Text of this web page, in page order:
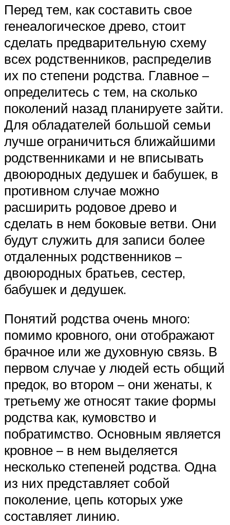
Перед тем, как составить свое
генеалогическое древо, стоит
сделать предварительную схему
всех родственников, распределив
их по степени родства. Главное –
определитесь с тем, на сколько
поколений назад планируете зайти.
Для обладателей большой семьи
лучше ограничиться ближайшими
родственниками и не вписывать
двоюродных дедушек и бабушек, в
противном случае можно
расширить родовое древо и
сделать в нем боковые ветви. Они
будут служить для записи более
отдаленных родственников –
двоюродных братьев, сестер,
бабушек и дедушек.
Понятий родства очень много:
помимо кровного, они отображают
брачное или же духовную связь. В
первом случае у людей есть общий
предок, во втором – они женаты, к
третьему же относят такие формы
родства как, кумовство и
побратимство. Основным является
кровное – в нем выделяется
несколько степеней родства. Одна
из них представляет собой
поколение, цепь которых уже
составляет линию.